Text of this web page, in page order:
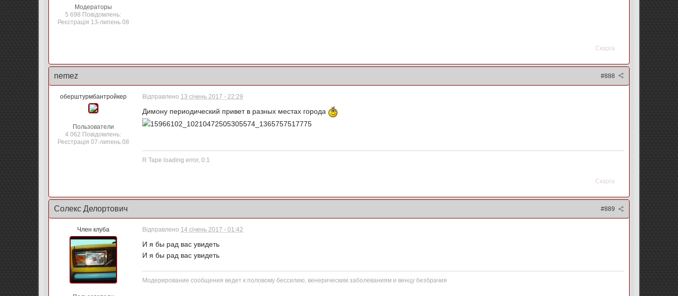
Модераторы
5 698 Повідомлень:
Реєстрація 13-липень 08
Скарга
#888
nemez
оберштурмбантройкер
Пользователи
4 062 Повідомлень:
Реєстрація 07-липень 08
Відправлено 13 січень 2017 - 22:29
Димону периодический привет в разных местах города
R Tape loading error, 0:1
Скарга
#889
Солекс Делортович
Член клуба Відправлено 14 січень 2017 - 01:42
И я бы рад вас увидеть
И я бы рад вас увидеть
Модерирование сообщения ведет к половому бессилию, венерическим заболеваниям и венцу безбрачия